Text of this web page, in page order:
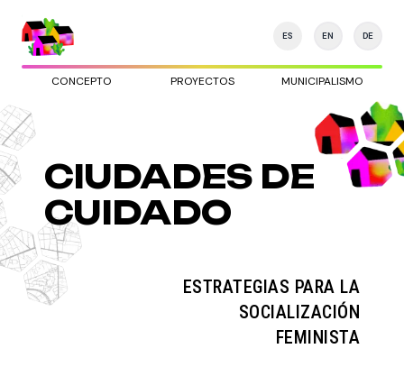
ES EN DE
CONCEPTO PROYECTOS MUNICIPALISMO
CIUDADES DE
CUIDADO
ESTRATEGIAS PARA LA
SOCIALIZACIÓN
FEMINISTA